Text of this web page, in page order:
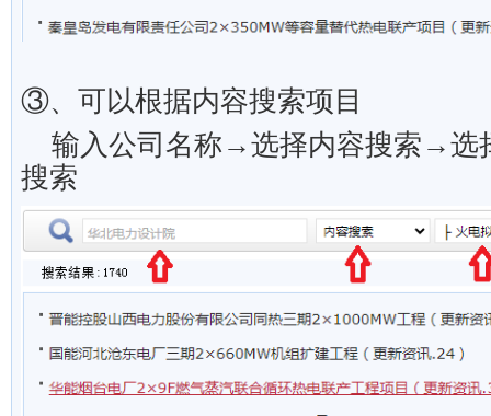
③、可以根据内容搜索项目
输入公司名称→选择内容搜索→选
搜索